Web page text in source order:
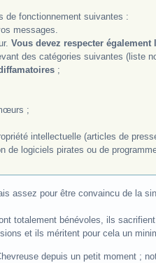
de fonctionnement suivantes :
messages.
Vous devez respecter
des catégories suivantes (liste
;
;
intellectuelle (articles de
de logiciels pirates ou de
assez pour être convaincu de la
totalement bénévoles, ils
et ils méritent pour cela un
depuis un petit moment ;